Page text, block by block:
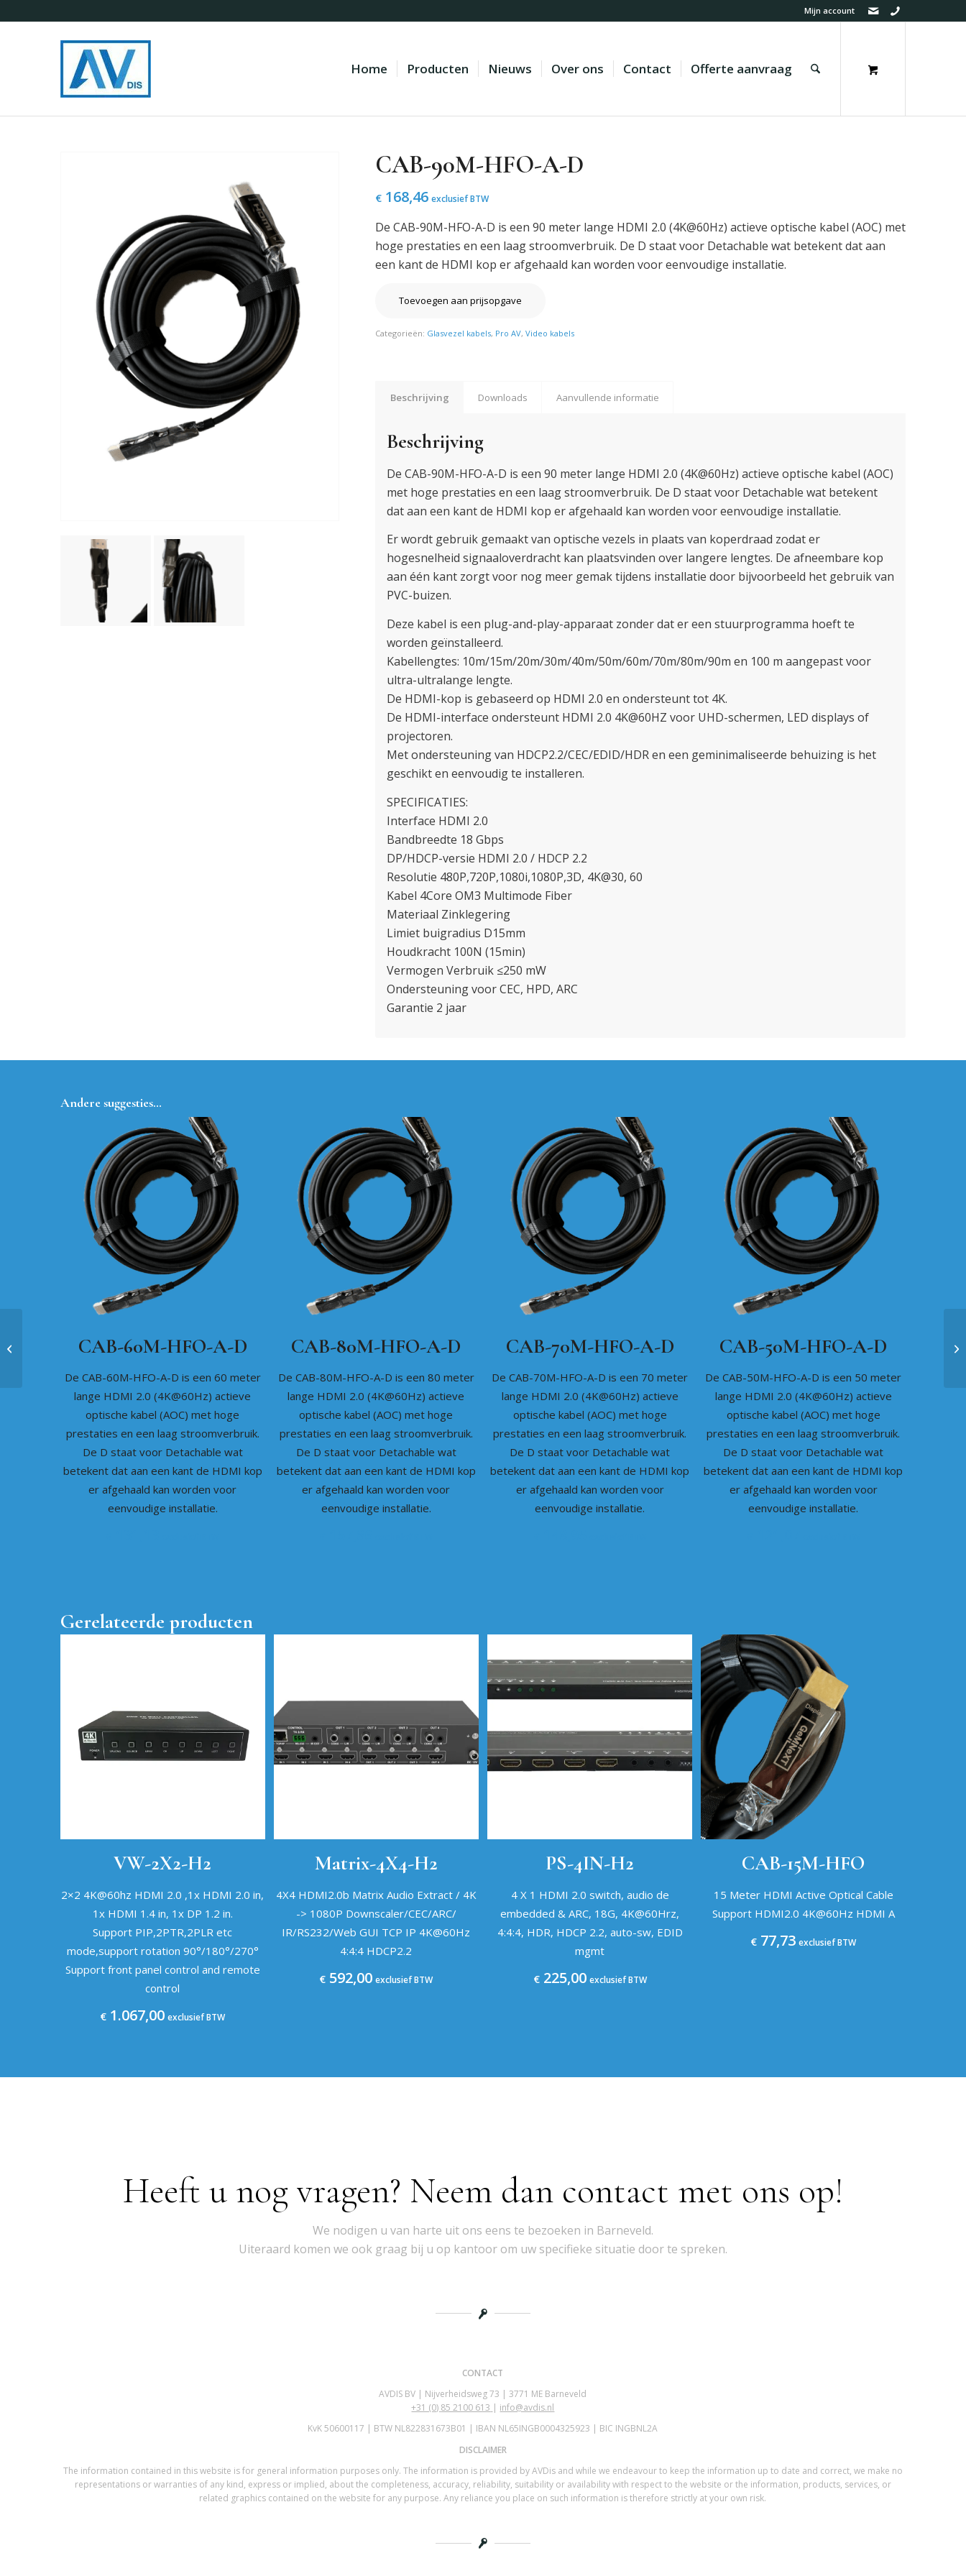
Mijn account
Home Producten Nieuws Over ons Contact Offerte aanvraag
CAB-90M-HFO-A-D
€168,46 exclusief BTW
De CAB-90M-HFO-A-D is een 90 meter lange HDMI 2.0 (4K@60Hz) actieve optische kabel (AOC) met
hoge prestaties en een laag stroomverbruik. De D staat voor Detachable wat betekent dat aan
een kant de HDMI kop er afgehaald kan worden voor eenvoudige installatie.
Toevoegen aan prijsopgave
Categorieën: Glasvezel kabels, Pro AV, Video kabels
Beschrijving Downloads Aanvullende informatie
Beschrijving
De CAB-90M-HFO-A-D is een 90 meter lange HDMI 2.0 (4K@60Hz) actieve optische kabel (AOC)
met hoge prestaties en een laag stroomverbruik. De D staat voor Detachable wat betekent
dat aan een kant de HDMI kop er afgehaald kan worden voor eenvoudige installatie.
Er wordt gebruik gemaakt van optische vezels in plaats van koperdraad zodat er
hogesnelheid signaaloverdracht kan plaatsvinden over langere lengtes. De afneembare kop
aan één kant zorgt voor nog meer gemak tijdens installatie door bijvoorbeeld het gebruik van
PVC-buizen.
Deze kabel is een plug-and-play-apparaat zonder dat er een stuurprogramma hoeft te
worden geïnstalleerd.
Kabellengtes: 10m/15m/20m/30m/40m/50m/60m/70m/80m/90m en 100 m aangepast voor
ultra-ultralange lengte.
De HDMI-kop is gebaseerd op HDMI 2.0 en ondersteunt tot 4K.
De HDMI-interface ondersteunt HDMI 2.0 4K@60HZ voor UHD-schermen, LED displays of
projectoren.
Met ondersteuning van HDCP2.2/CEC/EDID/HDR en een geminimaliseerde behuizing is het
geschikt en eenvoudig te installeren.
SPECIFICATIES:
Interface HDMI 2.0
Bandbreedte 18 Gbps
DP/HDCP-versie HDMI 2.0 / HDCP 2.2
Resolutie 480P,720P,1080i,1080P,3D, 4K@30, 60
Kabel 4Core OM3 Multimode Fiber
Materiaal Zinklegering
Limiet buigradius D15mm
Houdkracht 100N (15min)
Vermogen Verbruik ≤250 mW
Ondersteuning voor CEC, HPD, ARC
Garantie 2 jaar
Andere suggesties…
CAB-60M-HFO-A-D
De CAB-60M-HFO-A-D is een 60 meter
lange HDMI 2.0 (4K@60Hz) actieve
optische kabel (AOC) met hoge
prestaties en een laag stroomverbruik.
De D staat voor Detachable wat
betekent dat aan een kant de HDMI kop
er afgehaald kan worden voor
eenvoudige installatie.
CAB-80M-HFO-A-D
De CAB-80M-HFO-A-D is een 80 meter
lange HDMI 2.0 (4K@60Hz) actieve
optische kabel (AOC) met hoge
prestaties en een laag stroomverbruik.
De D staat voor Detachable wat
betekent dat aan een kant de HDMI kop
er afgehaald kan worden voor
eenvoudige installatie.
CAB-70M-HFO-A-D
De CAB-70M-HFO-A-D is een 70 meter
lange HDMI 2.0 (4K@60Hz) actieve
optische kabel (AOC) met hoge
prestaties en een laag stroomverbruik.
De D staat voor Detachable wat
betekent dat aan een kant de HDMI kop
er afgehaald kan worden voor
eenvoudige installatie.
CAB-50M-HFO-A-D
De CAB-50M-HFO-A-D is een 50 meter
lange HDMI 2.0 (4K@60Hz) actieve
optische kabel (AOC) met hoge
prestaties en een laag stroomverbruik.
De D staat voor Detachable wat
betekent dat aan een kant de HDMI kop
er afgehaald kan worden voor
eenvoudige installatie.
Gerelateerde producten
VW-2X2-H2
2×2 4K@60hz HDMI 2.0 ,1x HDMI 2.0 in,
1x HDMI 1.4 in, 1x DP 1.2 in.
Support PIP,2PTR,2PLR etc
mode,support rotation 90°/180°/270°
Support front panel control and remote
control
€ 1.067,00 exclusief BTW
Matrix-4X4-H2
4X4 HDMI2.0b Matrix Audio Extract / 4K
-> 1080P Downscaler/CEC/ARC/
IR/RS232/Web GUI TCP IP 4K@60Hz
4:4:4 HDCP2.2
€ 592,00 exclusief BTW
PS-4IN-H2
4 X 1 HDMI 2.0 switch, audio de
embedded & ARC, 18G, 4K@60Hrz,
4:4:4, HDR, HDCP 2.2, auto-sw, EDID
mgmt
€225,00 exclusief BTW
CAB-15M-HFO
15 Meter HDMI Active Optical Cable
Support HDMI2.0 4K@60Hz HDMI A
€ 77,73 exclusief BTW
Heeft u nog vragen? Neem dan contact met ons op!
We nodigen u van harte uit ons eens te bezoeken in Barneveld.
Uiteraard komen we ook graag bij u op kantoor om uw specifieke situatie door te spreken.
CONTACT
AVDIS BV | Nijverheidsweg 73 | 3771 ME Barneveld
+31 (0) 85 2100 613 | info@avdis.nl
KvK 50600117 | BTW NL822831673B01 | IBAN NL65INGB0004325923 | BIC INGBNL2A
DISCLAIMER
The information contained in this website is for general information purposes only. The information is provided by AVDis and while we endeavour to keep the information up to date and correct, we make no
representations or warranties of any kind, express or implied, about the completeness, accuracy, reliability, suitability or availability with respect to the website or the information, products, services, or
related graphics contained on the website for any purpose. Any reliance you place on such information is therefore strictly at your own risk.
CAB-80M-HFO-A-D